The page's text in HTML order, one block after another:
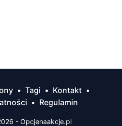
• Tagi • Kontakt •
• Regulamin
- Opcjenaakcje.pl